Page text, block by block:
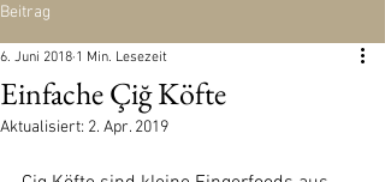
Beitrag
Einfache Çiğ Köfte
6. Juni 2018 1 Min. Lesezeit
Aktualisiert: 2. Apr. 2019